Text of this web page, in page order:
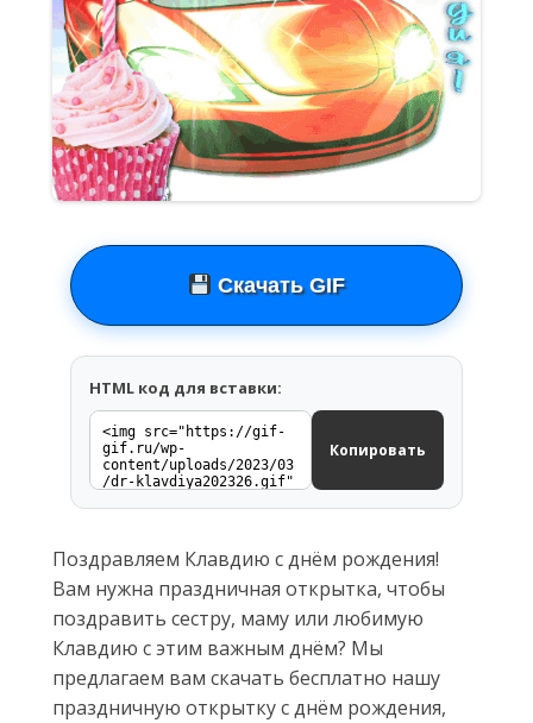
Скачать GIF
HTML код для вставки:
Копировать
Поздравляем Клавдию с днём рождения!
Вам нужна праздничная открытка, чтобы
поздравить сестру, маму или любимую
Клавдию с этим важным днём? Мы
предлагаем вам скачать бесплатно нашу
праздничную открытку с днём рождения,